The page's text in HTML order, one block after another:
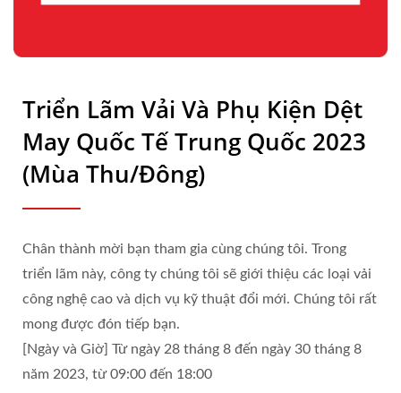
Triển Lãm Vải Và Phụ Kiện Dệt
May Quốc Tế Trung Quốc 2023
(Mùa Thu/Đông)
Chân thành mời bạn tham gia cùng chúng tôi. Trong
triển lãm này, công ty chúng tôi sẽ giới thiệu các loại vải
công nghệ cao và dịch vụ kỹ thuật đổi mới. Chúng tôi rất
mong được đón tiếp bạn.
[Ngày và Giờ] Từ ngày 28 tháng 8 đến ngày 30 tháng 8
năm 2023, từ 09:00 đến 18:00